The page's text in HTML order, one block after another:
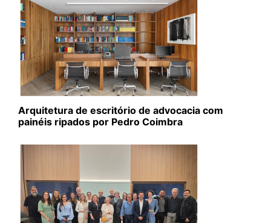
Arquitetura de escritório de advocacia com
painéis ripados por Pedro Coimbra